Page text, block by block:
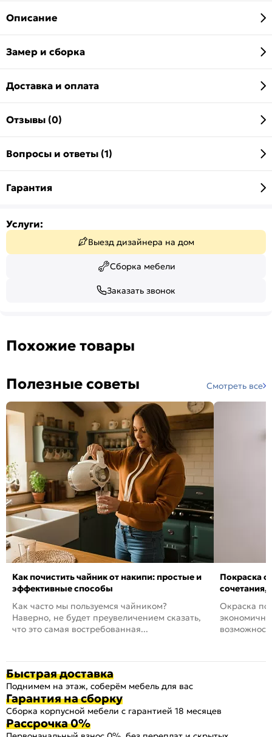
Описание
Замер и сборка
Доставка и оплата
Отзывы (0)
Вопросы и ответы (1)
Гарантия
Услуги:
Выезд дизайнера на дом
Сборка мебели
Заказать звонок
Похожие товары
Полезные советы Смотреть все
Как почистить чайник от накипи: простые и
эффективные способы
Как часто мы пользуемся чайником?
Наверно, не будет преувеличением сказать,
что это самая востребованная...
Покраска
сочетания,
Окраска
Быстрая доставка
Поднимем на этаж, соберём мебель для вас
Гарантия на сборку
Сборка корпусной мебели с гарантией 18 месяцев
Рассрочка 0%